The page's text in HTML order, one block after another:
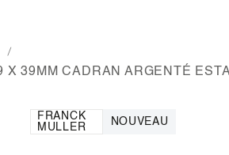
39MM CADRAN ARGENTÉ
FRANCK
MULLER
NOUVEAU